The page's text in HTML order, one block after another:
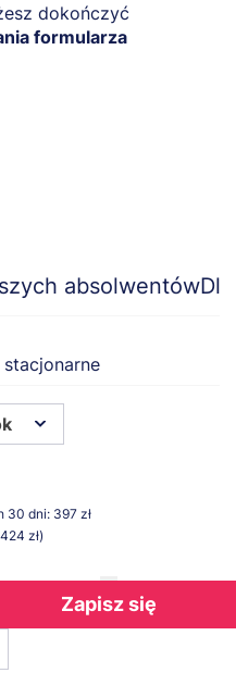
dokończyć
formularza
absolwentów
stacjonarne
30 dni: 397 zł
zł)
Zapisz się